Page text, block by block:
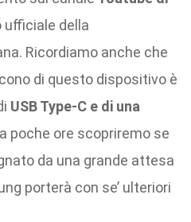
ufficiale della
Ricordiamo anche che
di questo dispositivo è
USB Type-C e di una
poche ore scopriremo se
da una grande attesa
porterà con se’ ulteriori